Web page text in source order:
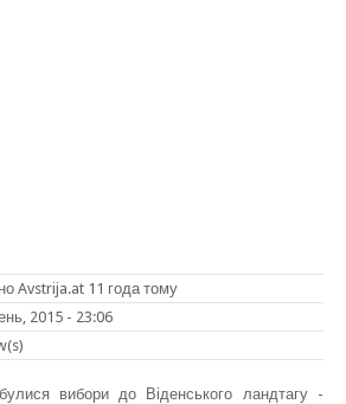
Avstrija.at 11 года тому
2015 - 23:06
вибори до Віденського ландтагу -